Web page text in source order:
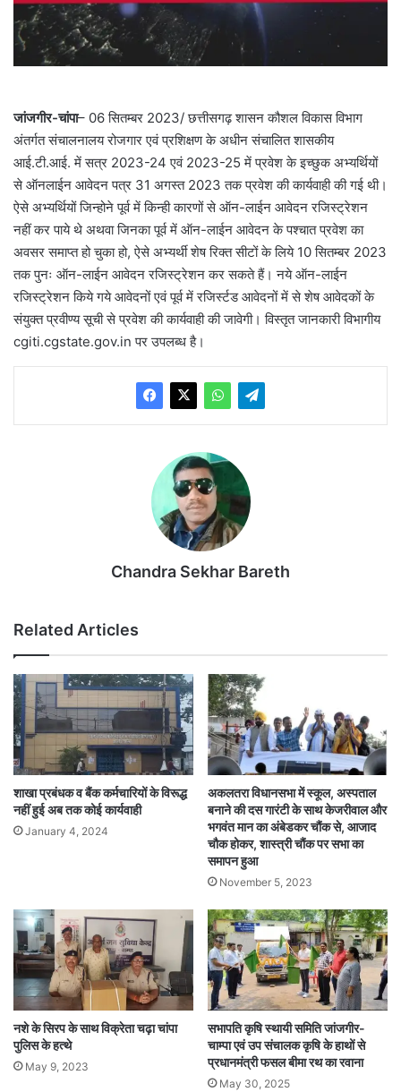
जांजगीर-चांपा– 06 सितम्बर 2023/ छत्तीसगढ़ शासन कौशल विकास विभाग
अंतर्गत संचालनालय रोजगार एवं प्रशिक्षण के अधीन संचालित शासकीय
आई.टी.आई. में सत्र 2023-24 एवं 2023-25 में प्रवेश के इच्छुक अभ्यर्थियों
से ऑनलाईन आवेदन पत्र 31 अगस्त 2023 तक प्रवेश की कार्यवाही की गई थी।
ऐसे अभ्यर्थियों जिन्होने पूर्व में किन्ही कारणों से ऑन-लाईन आवेदन रजिस्ट्रेशन
नहीं कर पाये थे अथवा जिनका पूर्व में ऑन-लाईन आवेदन के पश्चात प्रवेश का
अवसर समाप्त हो चुका हो, ऐसे अभ्यर्थी शेष रिक्त सीटों के लिये 10 सितम्बर 2023
तक पुनः ऑन-लाईन आवेदन रजिस्ट्रेशन कर सकते हैं। नये ऑन-लाईन
रजिस्ट्रेशन किये गये आवेदनों एवं पूर्व में रजिर्स्टड आवेदनों में से शेष आवेदकों के
संयुक्त प्रवीण्य सूची से प्रवेश की कार्यवाही की जावेगी। विस्तृत जानकारी विभागीय
cgiti.cgstate.gov.in पर उपलब्ध है।
Chandra Sekhar Bareth
Related Articles
शाखा प्रबंधक व बैंक कर्मचारियों के विरूद्ध
नहीं हुई अब तक कोई कार्यवाही
January 4, 2024
अकलतरा विधानसभा में स्कूल, अस्पताल
बनाने की दस गारंटी के साथ केजरीवाल और
भगवंत मान का अंबेडकर चौंक से, आजाद
चौक होकर, शास्त्री चौंक पर सभा का
समापन हुआ
November 5, 2023
नशे के सिरप के साथ विक्रेता चढ़ा चांपा
पुलिस के हत्थे
May 9, 2023
सभापति कृषि स्थायी समिति जांजगीर-
चाम्पा एवं उप संचालक कृषि के हाथों से
प्रधानमंत्री फसल बीमा रथ का रवाना
May 30, 2025